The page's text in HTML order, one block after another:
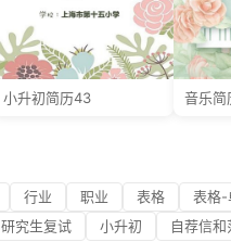
小升初简历43 音乐简
行业 职业 表格 表格-
研究生复试 小升初 自荐信和